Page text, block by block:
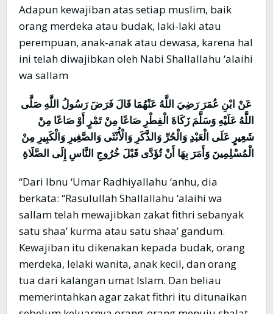
Adapun kewajiban atas setiap muslim, baik
orang merdeka atau budak, laki-laki atau
perempuan, anak-anak atau dewasa, karena hal
ini telah diwajibkan oleh Nabi Shallallahu ‘alaihi
wa sallam
عَنْ ابْنِ عُمَرَ رَضِيَ اللَّهُ عَنْهُمَا قَالَ فَرَضَ رَسُولُ اللَّهِ صَلَّى
اللَّهُ عَلَيْهِ وَسَلَّمَ زَكَاةَ الْفِطْرِ صَاعًا مِنْ تَمْرٍ أَوْ صَاعًا مِنْ
شَعِيرٍ عَلَى الْعَبْدِ وَالْحُرِّ وَالذَّكَرِ وَالْأُنْثَى وَالصَّغِيرِ وَالْكَبِيرِ مِنْ
الْمُسْلِمِينَ وَأَمَرَ بِهَا أَنْ تُؤَدَّى قَبْلَ خُرُوجِ النَّاسِ إِلَى الصَّلَاةِ
“Dari Ibnu ‘Umar Radhiyallahu ‘anhu, dia
berkata: “Rasulullah Shallallahu ‘alaihi wa
sallam telah mewajibkan zakat fithri sebanyak
satu shaa’ kurma atau satu shaa’ gandum.
Kewajiban itu dikenakan kepada budak, orang
merdeka, lelaki wanita, anak kecil, dan orang
tua dari kalangan umat Islam. Dan beliau
memerintahkan agar zakat fithri itu ditunaikan